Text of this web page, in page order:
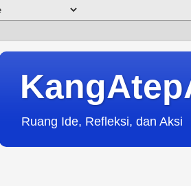
Ruang Ide, Refleksi, dan Aksi